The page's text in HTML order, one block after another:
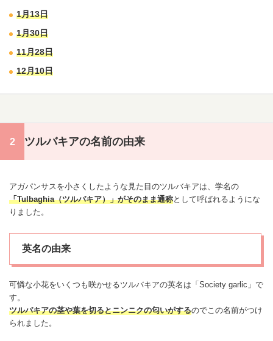
1月13日
1月30日
11月28日
12月10日
ツルバキアの名前の由来
アガパンサスを小さくしたような見た目のツルバキアは、学名の
「Tulbaghia（ツルバキア）」がそのまま通称として呼ばれるようにな
りました。
英名の由来
可憐な小花をいくつも咲かせるツルバキアの英名は「Society garlic」で
す。
ツルバキアの茎や葉を切るとニンニクの匂いがするのでこの名前がつけ
られました。